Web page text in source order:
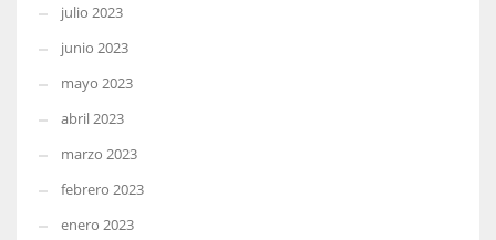
julio 2023
junio 2023
mayo 2023
abril 2023
marzo 2023
febrero 2023
enero 2023